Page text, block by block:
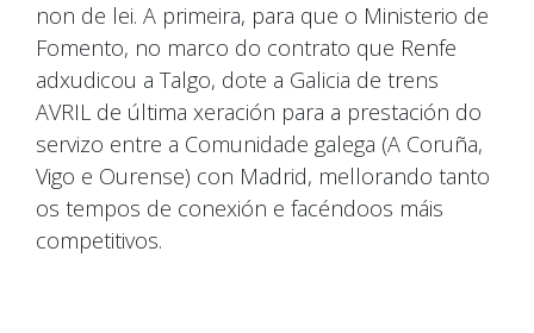
non de lei. A primeira, para que o Ministerio de
Fomento, no marco do contrato que Renfe
adxudicou a Talgo, dote a Galicia de trens
AVRIL de última xeración para a prestación do
servizo entre a Comunidade galega (A Coruña,
Vigo e Ourense) con Madrid, mellorando tanto
os tempos de conexión e facéndoos máis
competitivos.